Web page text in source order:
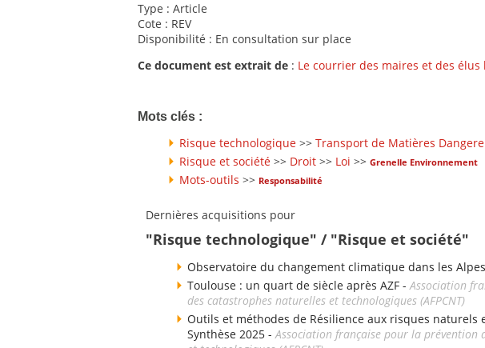
Type : Article
Cote : REV
Disponibilité : En consultation sur place
Ce document est extrait de : Le courrier des maires et des élus
Mots clés :
Risque technologique >> Transport de Matières
Risque et société >> Droit >> Loi >> Grenelle Environnement
Mots-outils >> Responsabilité
Dernières acquisitions pour
"Risque technologique" / "Risque et société"
Observatoire du changement climatique dans les
Toulouse : un quart de siècle après AZF -Association
des catastrophes naturelles et technologiques (AFPCNT)
Outils et méthodes de Résilience aux risques naturels
Synthèse 2025 -Association française pour la prévention